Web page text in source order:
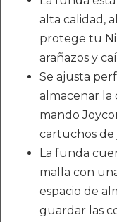
alta calidad,
protege tu
arañazos y
Se ajusta
almacenar la
mando
cartuchos de
La funda
malla con
espacio de
guardar las